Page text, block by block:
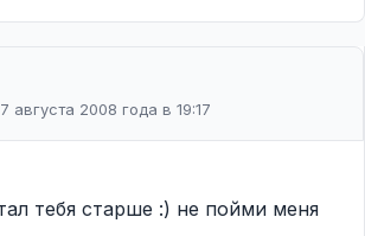
августа 2008 года в 19:17
тебя старше :) не пойми меня